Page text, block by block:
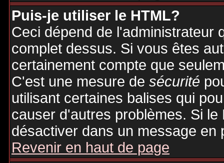
Puis-je utiliser le HTML?
Ceci dépend de l'administrateur
complet dessus. Si vous êtes
certainement compte que
C'est une mesure desécurité
utilisant certaines balises qui
causer d'autres problèmes. Si
désactiver dans un message en
Revenir en haut de page